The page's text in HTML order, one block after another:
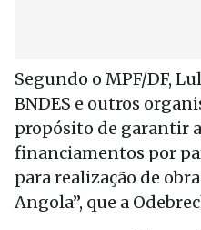
Segundo o MPF/DF,
BNDES e outros
propósito de garantir
financiamentos por
para realização de
Angola”, que a